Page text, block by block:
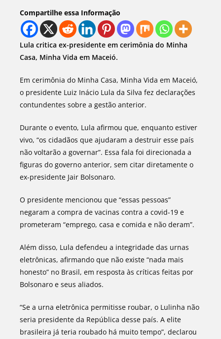
Compartilhe essa Informação
Lula critica ex-presidente em cerimônia do Minha
Casa, Minha Vida em Maceió.
Em cerimônia do Minha Casa, Minha Vida em Maceió,
o presidente Luiz Inácio Lula da Silva fez declarações
contundentes sobre a gestão anterior.
Durante o evento, Lula afirmou que, enquanto estiver
vivo, “os cidadãos que ajudaram a destruir esse país
não voltarão a governar”. Essa fala foi direcionada a
figuras do governo anterior, sem citar diretamente o
ex-presidente Jair Bolsonaro.
O presidente mencionou que “essas pessoas”
negaram a compra de vacinas contra a covid-19 e
prometeram “emprego, casa e comida e não deram”.
Além disso, Lula defendeu a integridade das urnas
eletrônicas, afirmando que não existe “nada mais
honesto” no Brasil, em resposta às críticas feitas por
Bolsonaro e seus aliados.
“Se a urna eletrônica permitisse roubar, o Lulinha não
seria presidente da República desse país. A elite
brasileira já teria roubado há muito tempo”, declarou